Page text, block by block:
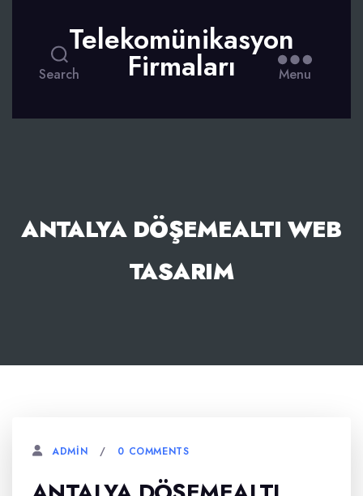
Search
Telekomünikasyon
Firmaları Menu
ANTALYA DÖŞEMEALTI WEB
TASARIM
ADMIN 0 COMMENTS